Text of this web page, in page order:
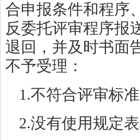
合申报条件和程序
反委托评审程序报
退回，并及时书面
不予受理：
1.不符合评审标准
2.没有使用规定表